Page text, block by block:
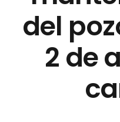
del
2 de